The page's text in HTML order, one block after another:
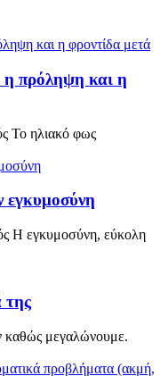
πρόληψη και η
Το ηλιακό φως
εγκυμοσύνη
Η εγκυμοσύνη, εύκολη
της
καθώς μεγαλώνουμε.